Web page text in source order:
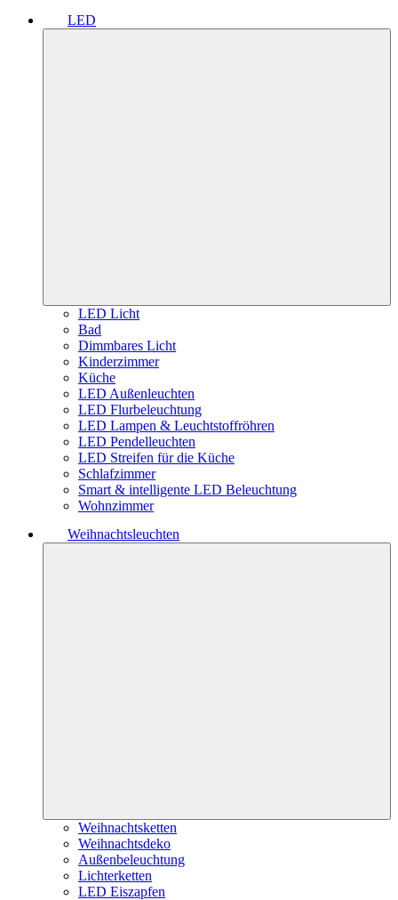
LED
LED Licht
Bad
Dimmbares Licht
Kinderzimmer
Küche
LED Außenleuchten
LED Flurbeleuchtung
LED Lampen & Leuchtstoffröhren
LED Pendelleuchten
LED Streifen für die Küche
Schlafzimmer
Smart & intelligente LED Beleuchtung
Wohnzimmer
Weihnachtsleuchten
Weihnachtsketten
Weihnachtsdeko
Außenbeleuchtung
Lichterketten
LED Eiszapfen